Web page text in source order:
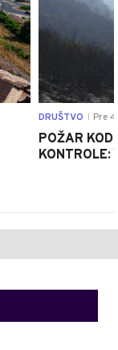
DRUŠTVO Pre
POŽAR KOD
KONTROLE: